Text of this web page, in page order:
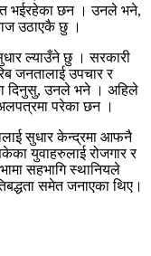
भईरहेका छन । उनले भने,
उठाएकै छु ।
ल्याउँने छु । सरकारी
जनतालाई उपचार र
दिनुसु, उनले भने । अहिले
परेका छन ।
सुधार केन्द्रमा आफनै
युवाहरुलाई रोजगार र
सहभागि स्थानियले
समेत जनाएका थिए।